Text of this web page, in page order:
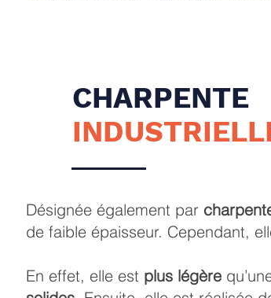
CHARPENTE
Désignée également par
de faible épaisseur. Cependant,
En effet, elle est plus légère